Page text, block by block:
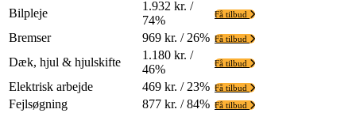
Bilpleje
1.932 kr. /
74%
Få tilbud
Bremser 969 kr. / 26% Få tilbud
Dæk, hjul & hjulskifte
1.180 kr. /
46%
Få tilbud
Elektrisk arbejde 469 kr. / 23% Få tilbud
Fejlsøgning 877 kr. / 84% Få tilbud